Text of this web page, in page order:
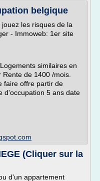
belgique
les risques de la
- Immoweb: 1er site
similaires en
de 1400 /mois.
faire offre partir de
d'occupation 5 ans date
(Cliquer sur la
d'un appartement